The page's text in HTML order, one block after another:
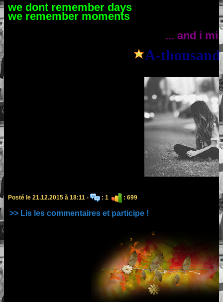
we dont remember days
we remember moments
... and i
A-
Posté le 21.12.2015 à 18:11 - : 1 : 699
>> Lis les commentaires et participe !